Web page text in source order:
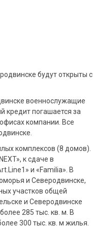
будут открыты с
военнослужащие
кредит погашается за
компании. Все
комплексов (8 домов).
к сдаче в
и «Familia». В
и Северодвинске,
участков общей
и Северодвинске
285 тыс. кв. м. В
300 тыс. кв. м жилья.